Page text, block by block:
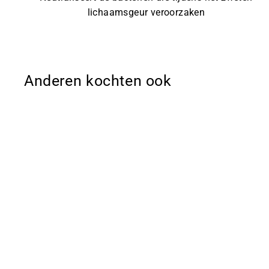
lichaamsgeur veroorzaken
Anderen kochten ook